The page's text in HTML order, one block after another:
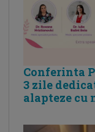
Conferinta
3 zile
alapteze cu